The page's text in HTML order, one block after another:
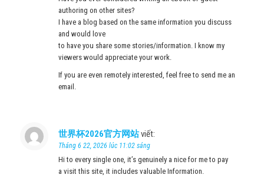
authoring on other sites?
I have a blog based on the same information you discuss
and would love
to have you share some stories/information. I know my
viewers would appreciate your work.
If you are even remotely interested, feel free to send me an
email.
世界杯2026官方网站viết:
Tháng 6 22, 2026 lúc 11:02 sáng
Hi to every single one, it’s genuinely a nice for me to pay
a visit this site, it includes valuable Information.